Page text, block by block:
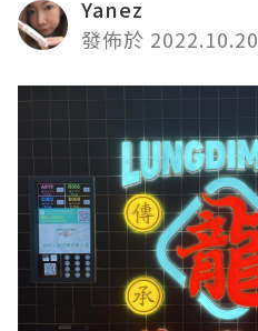
Yanez
發佈於 2022.10.20